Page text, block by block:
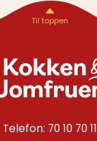
Telefon: 70 10 70 11